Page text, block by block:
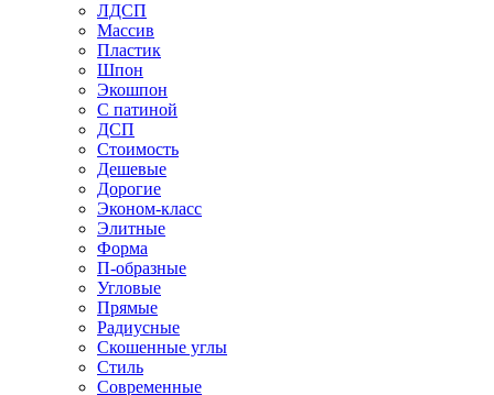
ЛДСП
Массив
Пластик
Шпон
Экошпон
С патиной
ДСП
Стоимость
Дешевые
Дорогие
Эконом-класс
Элитные
Форма
П-образные
Угловые
Прямые
Радиусные
Скошенные углы
Стиль
Современные